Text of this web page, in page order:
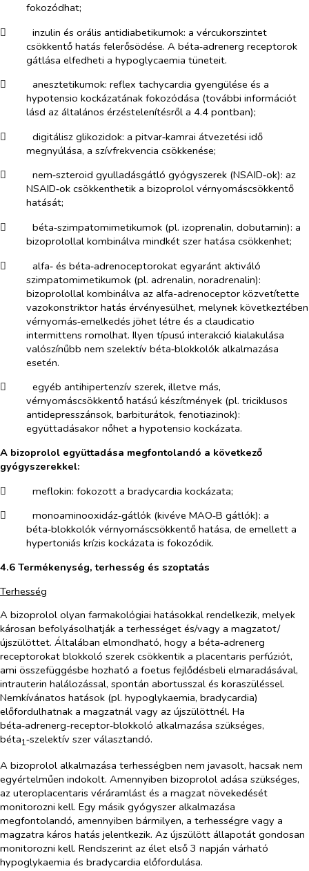
fokozódhat;
​
inzulin és orális antidiabetikumok: a vércukorszintet
csökkentő hatás felerősödése. A béta‑adrenerg receptorok
gátlása elfedheti a hypoglycaemia tüneteit.
​
anesztetikumok: reflex tachycardia gyengülése és a
hypotensio kockázatának fokozódása (további információt
lásd az általános érzéstelenítésről a 4.4 pontban);
​
digitálisz glikozidok: a pitvar‑kamrai átvezetési idő
megnyúlása, a szívfrekvencia csökkenése;
​
nem‑szteroid gyulladásgátló gyógyszerek (NSAID‑ok): az
NSAID‑ok csökkenthetik a bizoprolol vérnyomáscsökkentő
hatását;
​
béta‑szimpatomimetikumok (pl. izoprenalin, dobutamin): a
bizoprolollal kombinálva mindkét szer hatása csökkenhet;
​
alfa‑ és béta‑adrenoceptorokat egyaránt aktiváló
szimpatomimetikumok (pl. adrenalin, noradrenalin):
bizoprolollal kombinálva az alfa-adrenoceptor közvetítette
vazokonstriktor hatás érvényesülhet, melynek következtében
vérnyomás‑emelkedés jöhet létre és a claudicatio
intermittens romolhat. Ilyen típusú interakció kialakulása
valószínűbb nem szelektív béta‑blokkolók alkalmazása
esetén.
​
egyéb antihipertenzív szerek, illetve más,
vérnyomáscsökkentő hatású készítmények (pl. triciklusos
antidepresszánsok, barbiturátok, fenotiazinok):
együttadásakor nőhet a hypotensio kockázata.
A bizoprolol együttadása megfontolandó a következő
gyógyszerekkel:
​
meflokin: fokozott a bradycardia kockázata;
​
monoaminooxidáz‑gátlók(kivéve MAO‑B gátlók): a
béta‑blokkolók vérnyomáscsökkentő hatása, de emellett a
hypertoniás krízis kockázata is fokozódik.
4.6 Termékenység, terhesség és szoptatás
Terhesség
A bizoprolol olyan farmakológiai hatásokkal rendelkezik, melyek
károsan befolyásolhatják a terhességet és/vagy a magzatot/
újszülöttet. Általában elmondható, hogy a béta‑adrenerg
receptorokat blokkoló szerek csökkentik a placentaris perfúziót,
ami összefüggésbe hozható a foetus fejlődésbeli elmaradásával,
intrauterin halálozással, spontán abortusszal és koraszüléssel.
Nemkívánatos hatások (pl. hypoglykaemia, bradycardia)
előfordulhatnak a magzatnál vagy az újszülöttnél. Ha
béta‑adrenerg-receptor‑blokkoló alkalmazása szükséges,
béta1‑szelektív szer választandó.
A bizoprolol alkalmazása terhességben nem javasolt, hacsak nem
egyértelműen indokolt. Amennyiben bizoprolol adása szükséges,
az uteroplacentaris véráramlást és a magzat növekedését
monitorozni kell. Egy másik gyógyszer alkalmazása
megfontolandó, amennyiben bármilyen, a terhességre vagy a
magzatra káros hatás jelentkezik. Az újszülött állapotát gondosan
monitorozni kell. Rendszerint az élet első 3 napján várható
hypoglykaemia és bradycardia előfordulása.